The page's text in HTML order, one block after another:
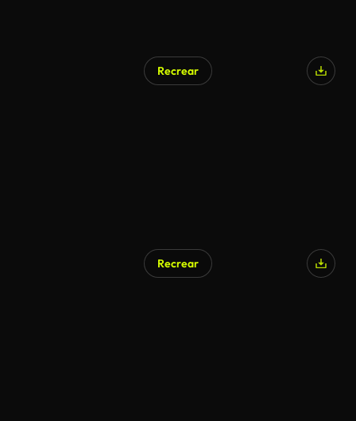
Recrear
Recrear